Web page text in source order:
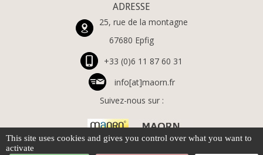
ADRESSE
25, rue de la montagne
67680 Epfig
+33 (0)6 11 87 60 31
info[at]maorn.fr
Suivez-nous sur :
This site uses cookies and gives you control over what you want to
activate